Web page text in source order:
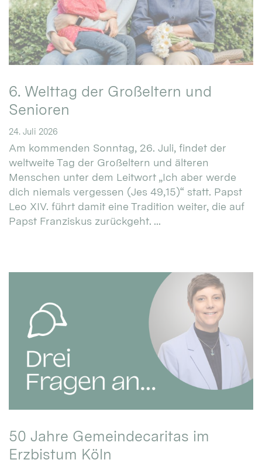
6. Welttag der Großeltern und
Senioren
24. Juli 2026
Am kommenden Sonntag, 26. Juli, findet der
weltweite Tag der Großeltern und älteren
Menschen unter dem Leitwort „Ich aber werde
dich niemals vergessen (Jes 49,15)“ statt. Papst
Leo XIV. führt damit eine Tradition weiter, die auf
Papst Franziskus zurückgeht. ...
50 Jahre Gemeindecaritas im
Erzbistum Köln